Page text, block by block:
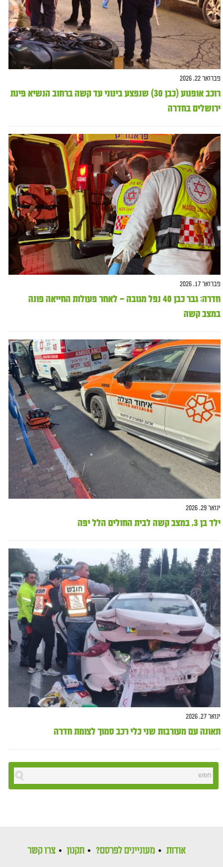
פברואר 22, 2026
רוכב אופנוע (כבן 30) שנפצע בינוני עד קשה ברחוב הנשיא פינת
ירושלים בחדרה
פברואר 17, 2026
חדרה: גבר כבן 40 נפל מגובה – לאחר פעולות החייאה פונה
במצב קשה
ינואר 29, 2026
ילד בן 3, במצב קשה לבית החולים הלל יפה
ינואר 27, 2026
תאונה עם מעורבות שני כלי רכב סמוך לצומת חדרה
אודות מעוניינים לפרסם? תקנון צרו קשר